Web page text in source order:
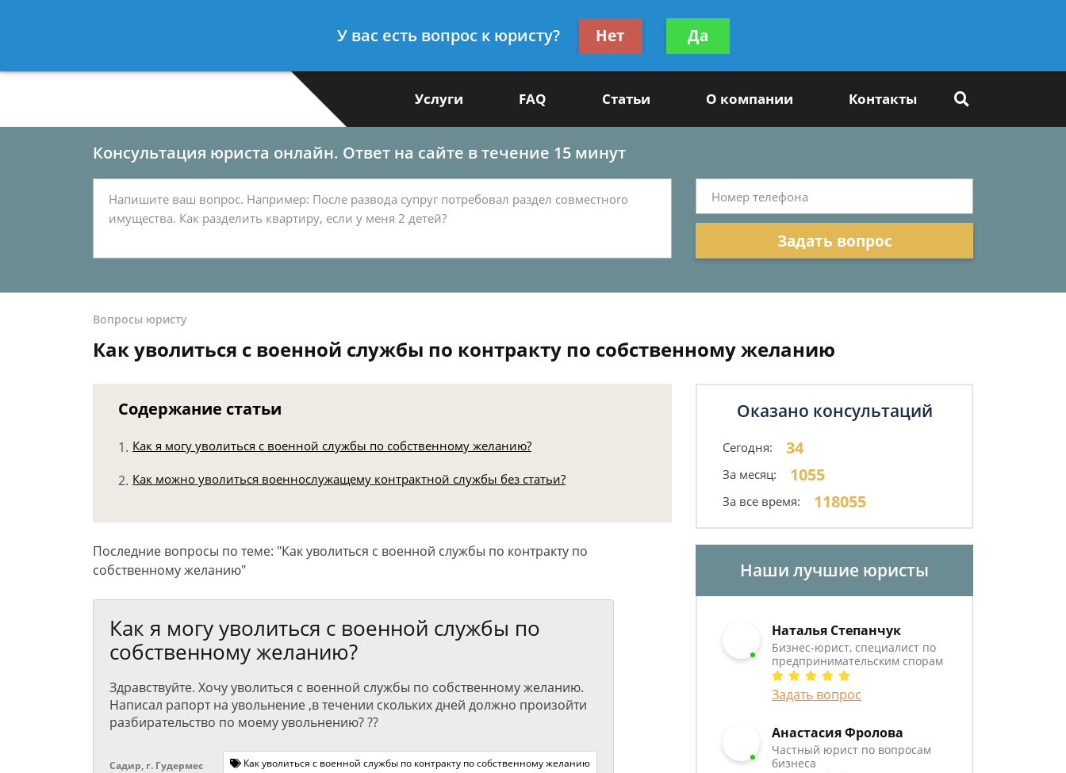
7 812-467-33-50
Получите консультацию
бесплатно
Услуги FAQ Статьи О компании Контакты
Консультация юриста онлайн. Ответ на сайте в течение 15 минут
Задать вопрос
Вопросы юристу
Как уволиться с военной службы по контракту по собственному желанию
Содержание статьи
Как я могу уволиться с военной службы по собственному желанию?
Как можно уволиться военнослужащему контрактной службы без статьи?
Последние вопросы по теме: "Как уволиться с военной службы по контракту по
собственному желанию"
Как я могу уволиться с военной службы по
собственному желанию?
Здравствуйте. Хочу уволиться с военной службы по собственному желанию.
Написал рапорт на увольнение ,в течении скольких дней должно произойти
разбирательство по моему увольнению? ??
Садир, г. Гудермес Как уволиться с военной службы по контракту по собственному желанию
Оказано консультаций
Сегодня: 34
За месяц: 1055
За все время: 118055
Наши лучшие юристы
Наталья Степанчук
Бизнес-юрист, специалист по
предпринимательским спорам
Задать вопрос
Анастасия Фролова
Частный юрист по вопросам
бизнеса
У вас есть вопрос к юристу? Нет Да